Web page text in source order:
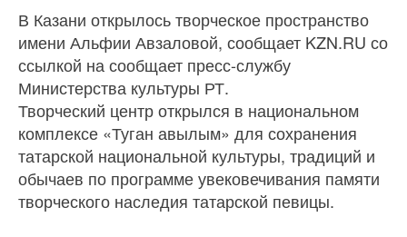
В Казани открылось творческое пространство
имени Альфии Авзаловой, сообщает KZN.RU со
ссылкой на сообщает пресс-службу
Министерства культуры РТ.
Творческий центр открылся в национальном
комплексе «Туган авылым» для сохранения
татарской национальной культуры, традиций и
обычаев по программе увековечивания памяти
творческого наследия татарской певицы.